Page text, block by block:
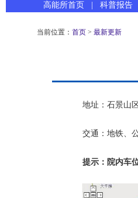
高能所首页 科普报告
当前位置： 首页 > 最新更新
地址：石景山
交通：地铁、
提示：院内车